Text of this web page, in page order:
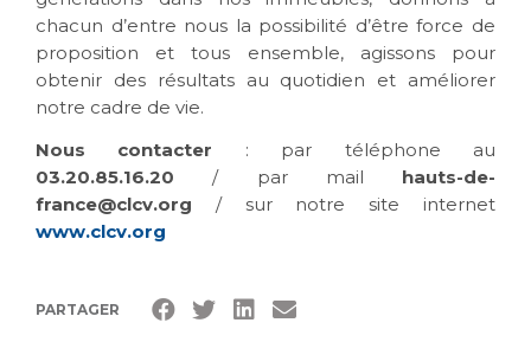
chacun d’entre nous la possibilité d’être force de
proposition et tous ensemble, agissons pour
obtenir des résultats au quotidien et améliorer
notre cadre de vie.
Nous contacter : par téléphone au
03.20.85.16.20 / par mail hauts-de-
france@clcv.org / sur notre site internet
www.clcv.org
PARTAGER